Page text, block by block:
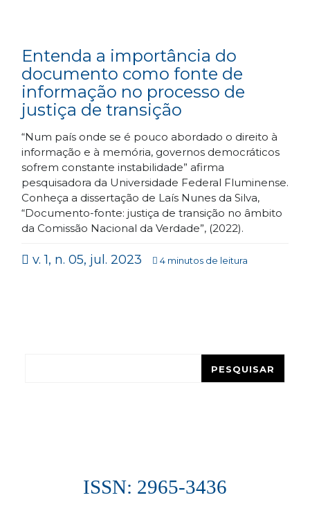
Entenda a importância do
documento como fonte de
informação no processo de
justiça de transição
“Num país onde se é pouco abordado o direito à
informação e à memória, governos democráticos
sofrem constante instabilidade” afirma
pesquisadora da Universidade Federal Fluminense.
Conheça a dissertação de Laís Nunes da Silva,
“Documento-fonte: justiça de transição no âmbito
da Comissão Nacional da Verdade”, (2022).
v. 1, n. 05, jul. 2023 4 minutos de leitura
PESQUISAR
ISSN: 2965-3436